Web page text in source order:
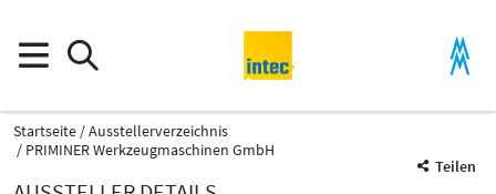
Startseite
Ausstellerverzeichnis
PRIMINER Werkzeugmaschinen GmbH
Teilen